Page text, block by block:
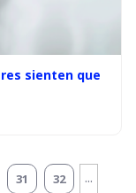
sienten que
31 32 ...